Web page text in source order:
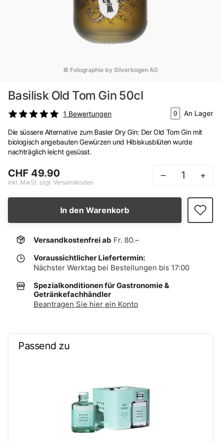
© Fotographie by Silverbogen AG
Basilisk Old Tom Gin 50cl
1 Bewertungen 9 An Lager
Die süssere Alternative zum Basler Dry Gin: Der Old Tom Gin mit
biologisch angebauten Gewürzen und Hibiskusblüten wurde
nachträglich leicht gesüsst.
CHF 49.90
inkl. MwSt. zzgl. Versandkosten
– +
In den Warenkorb
Versandkostenfrei ab Fr. 80.–
Voraussichtlicher Liefertermin:
Nächster Werktag bei Bestellungen bis 17:00
Spezialkonditionen für Gastronomie &
Getränkefachhändler
Beantragen Sie hier ein Konto
Passend zu